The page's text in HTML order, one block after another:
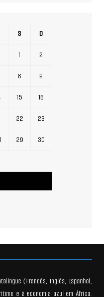
S D
1 2
8 9
15 16
22 23
29 30
(Francês, Inglês, Espanhol,
e à economia azul em África.